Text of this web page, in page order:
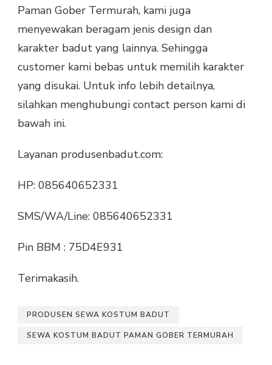
Paman Gober Termurah, kami juga
menyewakan beragam jenis design dan
karakter badut yang lainnya. Sehingga
customer kami bebas untuk memilih karakter
yang disukai. Untuk info lebih detailnya,
silahkan menghubungi contact person kami di
bawah ini.
Layanan produsenbadut.com:
HP: 085640652331
SMS/WA/Line: 085640652331
Pin BBM : 75D4E931
Terimakasih.
PRODUSEN SEWA KOSTUM BADUT
SEWA KOSTUM BADUT PAMAN GOBER TERMURAH